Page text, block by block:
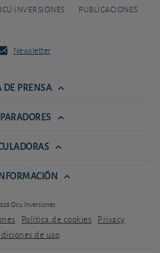
INVERSIONES PUBLICACIONES
Newsletter
DE PRENSA
Ocu Inversiones
Política de cookies Privacy
de uso